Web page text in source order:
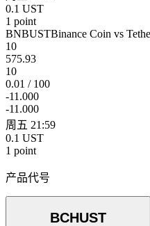
0.1 UST
1 point
BNBUSTBinance Coin vs
10
575.93
10
0.01 / 100
-11.000
-11.000
周五 21:59
0.1 UST
1 point
产品代号
BCHUST